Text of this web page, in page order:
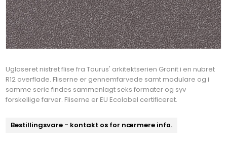
Uglaseret nistret flise fra Taurus' arkitektserien Granit i en nubret
R12 overflade. Fliserne er gennemfarvede samt modulare og i
samme serie findes sammenlagt seks formater og syv
forskellige farver. Fliserne er EU Ecolabel certificeret.
Bestillingsvare - kontakt os for nærmere info.